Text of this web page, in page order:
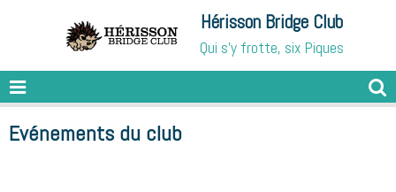
Hérisson Bridge Club
Qui s'y frotte, six Piques
Evénements du club